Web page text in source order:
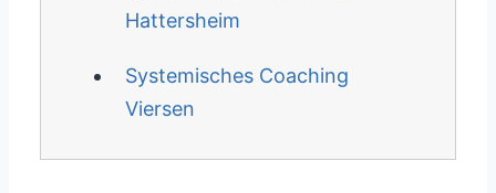
Hattersheim
Systemisches Coaching
Viersen